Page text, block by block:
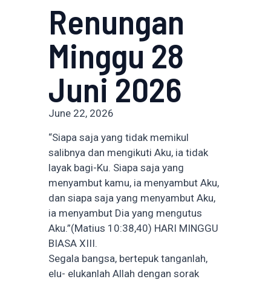
Renungan
Minggu 28
Juni 2026
June 22, 2026
“Siapa saja yang tidak memikul
salibnya dan mengikuti Aku, ia tidak
layak bagi-Ku. Siapa saja yang
menyambut kamu, ia menyambut Aku,
dan siapa saja yang menyambut Aku,
ia menyambut Dia yang mengutus
Aku.”(Matius 10:38,40) HARI MINGGU
BIASA XIII.
Segala bangsa, bertepuk tanganlah,
elu- elukanlah Allah dengan sorak